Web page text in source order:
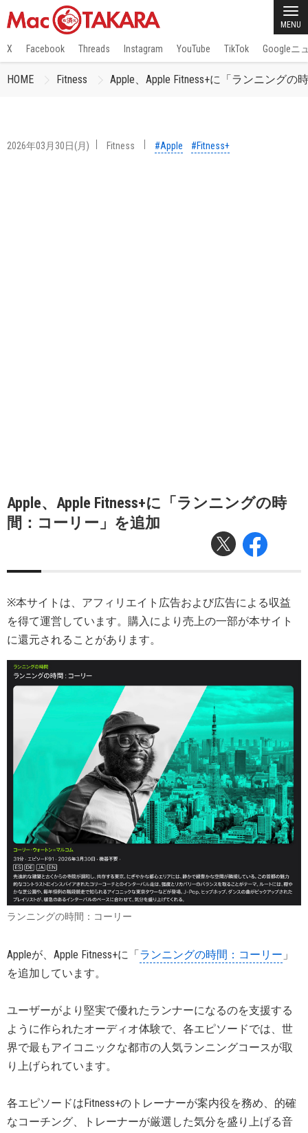
MENU
X Facebook Threads Instagram YouTube TikTok Googleニ
HOME Fitness Apple、Apple Fitness+に「ランニングの
2026年03月30日(月) Fitness #Apple #Fitness+
Apple、Apple Fitness+に「ランニングの時
間：コーリー」を追加
※本サイトは、アフィリエイト広告および広告による収益
を得て運営しています。購入により売上の一部が本サイト
に還元されることがあります。
ランニングの時間：コーリー
Appleが、Apple Fitness+に「ランニングの時間：コーリー 」
を追加しています。
ユーザーがより堅実で優れたランナーになるのを支援する
ように作られたオーディオ体験で、各エピソードでは、世
界で最もアイコニックな都市の人気ランニングコースが取
り上げられています。
各エピソードはFitness+のトレーナーが案内役を務め、的確
なコーチング、トレーナーが厳選した気分を盛り上げる音